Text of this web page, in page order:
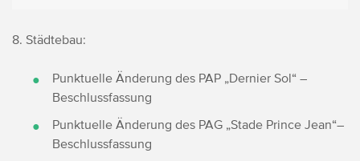
8. Städtebau:
Punktuelle Änderung des PAP „Dernier Sol“ –
Beschlussfassung
Punktuelle Änderung des PAG „Stade Prince Jean“–
Beschlussfassung